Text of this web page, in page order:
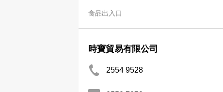
食品出入口
時寶貿易有限公司
2554 9528